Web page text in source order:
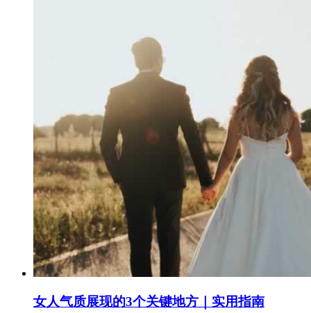
女人气质展现的3个关键地方｜实用指南